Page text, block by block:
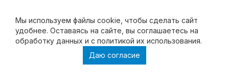
Мы используем файлы cookie, чтобы cделать сайт
удобнее. Оставаясь на сайте, вы соглашаетесь на
обработку данных и с политикой их использования.
Даю согласие
Купить стартер BMW 645, ремонт стартера